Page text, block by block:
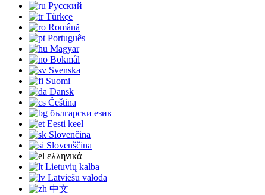
Русский
Türkçe
Română
Português
Magyar
Bokmål
Svenska
Suomi
Dansk
Čeština
български език
Eesti keel
Slovenčina
Slovenščina
ελληνικά
Lietuvių kalba
Latviešu valoda
中文